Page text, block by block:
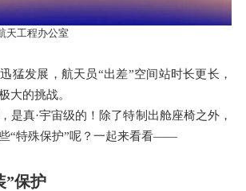
天工程办公室
猛发展，航天员“出差”空间站时长更长，
大的挑战。
是真·宇宙级的！除了特制出舱座椅之外，
“特殊保护”呢？一起来看看——
”保护